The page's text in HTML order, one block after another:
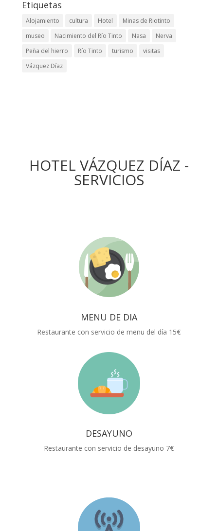
Etiquetas
Alojamiento cultura Hotel
Minas de Riotinto
museo
Nacimiento del Río Tinto Nasa
Nerva
Peña del hierro
Río Tinto turismo
visitas
Vázquez Díaz
HOTEL VÁZQUEZ DÍAZ -
SERVICIOS
MENU DE DIA
Restaurante con servicio de menu del día 15€
DESAYUNO
Restaurante con servicio de desayuno 7€